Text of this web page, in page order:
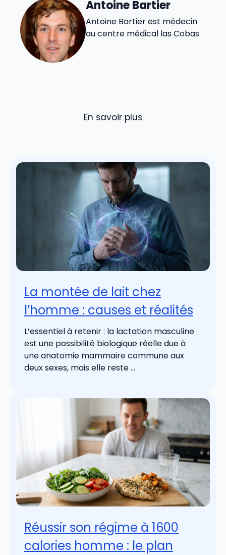
Antoine Bartier
Antoine Bartier est médecin
au centre médical las Cobas
En savoir plus
La montée de lait chez
l’homme : causes et réalités
L’essentiel à retenir : la lactation masculine
est une possibilité biologique réelle due à
une anatomie mammaire commune aux
deux sexes, mais elle reste ...
Réussir son régime à 1600
calories homme : le plan